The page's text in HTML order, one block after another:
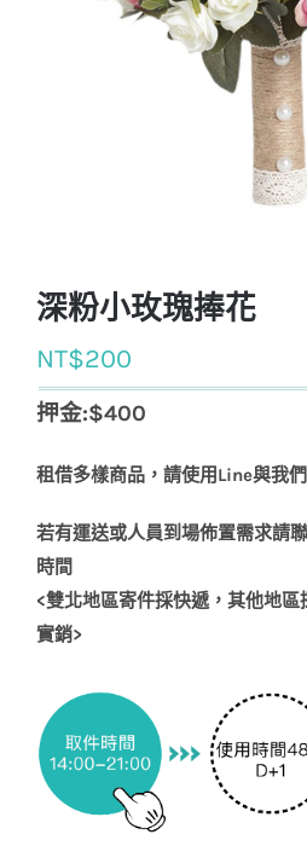
深粉小玫瑰捧花
NT$200
押金:$400
租借多樣商品，請使用Line與我
若有運送或人員到場佈置需求請
時間
<雙北地區寄件採快遞，其他地
實銷>